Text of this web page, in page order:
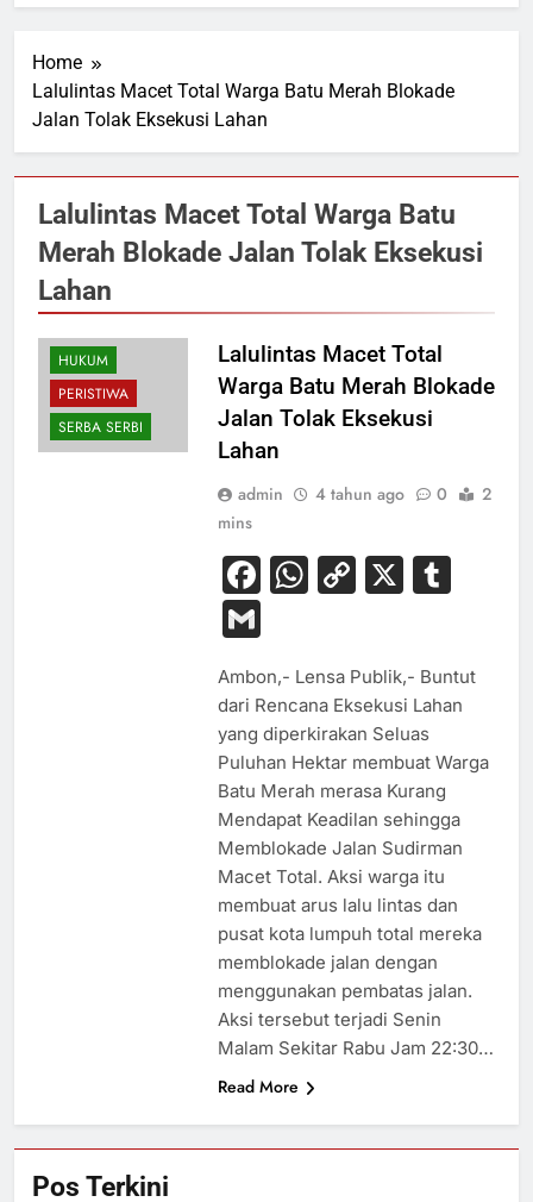
Home
Lalulintas Macet Total Warga Batu Merah Blokade
Jalan Tolak Eksekusi Lahan
Lalulintas Macet Total Warga Batu
Merah Blokade Jalan Tolak Eksekusi
Lahan
HUKUM
PERISTIWA
SERBA SERBI
Lalulintas Macet Total
Warga Batu Merah Blokade
Jalan Tolak Eksekusi
Lahan
admin 4 tahun ago 0
2
mins
Facebook
WhatsApp
Copy
X
Gmail
Ambon,- Lensa Publik,- Buntut
dari Rencana Eksekusi Lahan
yang diperkirakan Seluas
Puluhan Hektar membuat Warga
Batu Merah merasa Kurang
Mendapat Keadilan sehingga
Memblokade Jalan Sudirman
Macet Total. Aksi warga itu
membuat arus lalu lintas dan
pusat kota lumpuh total mereka
memblokade jalan dengan
menggunakan pembatas jalan.
Aksi tersebut terjadi Senin
Malam Sekitar Rabu Jam 22:30…
Read More
Pos Terkini